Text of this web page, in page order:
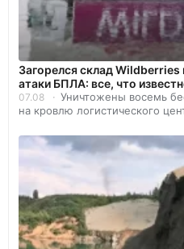
Загорелся склад Wildberries
атаки БПЛА: все, что
07.08
Уничтожены восемь
на кровлю логистического